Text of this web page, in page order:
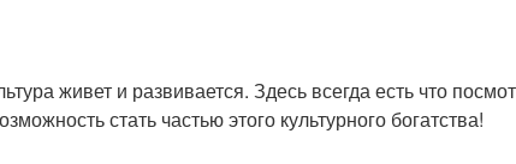
живет и развивается. Здесь всегда есть что
стать частью этого культурного богатства!